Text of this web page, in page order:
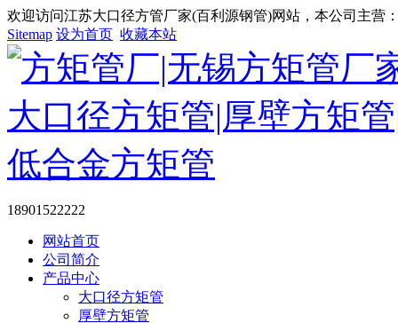
欢迎访问江苏大口径方管厂家(百利源钢管)网站，本公司主营
Sitemap 设为首页 收藏本站
18901522222
网站首页
公司简介
产品中心
大口径方矩管
厚壁方矩管